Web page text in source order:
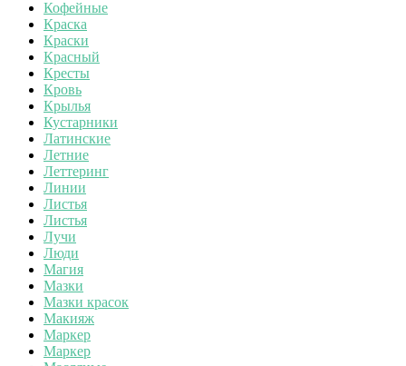
Кофейные
Краска
Краски
Красный
Кресты
Кровь
Крылья
Кустарники
Латинские
Летние
Леттеринг
Линии
Листья
Листья
Лучи
Люди
Магия
Мазки
Мазки красок
Макияж
Маркер
Маркер